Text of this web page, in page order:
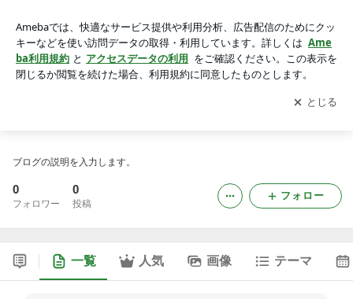
アプリをダウンロードして ブログの更新通知
を受け取りまし
ょう。
開く
ブログの説明を入力します。
0
フォロワー
0
投稿
フォロー
一覧 人気 画像 テーマ